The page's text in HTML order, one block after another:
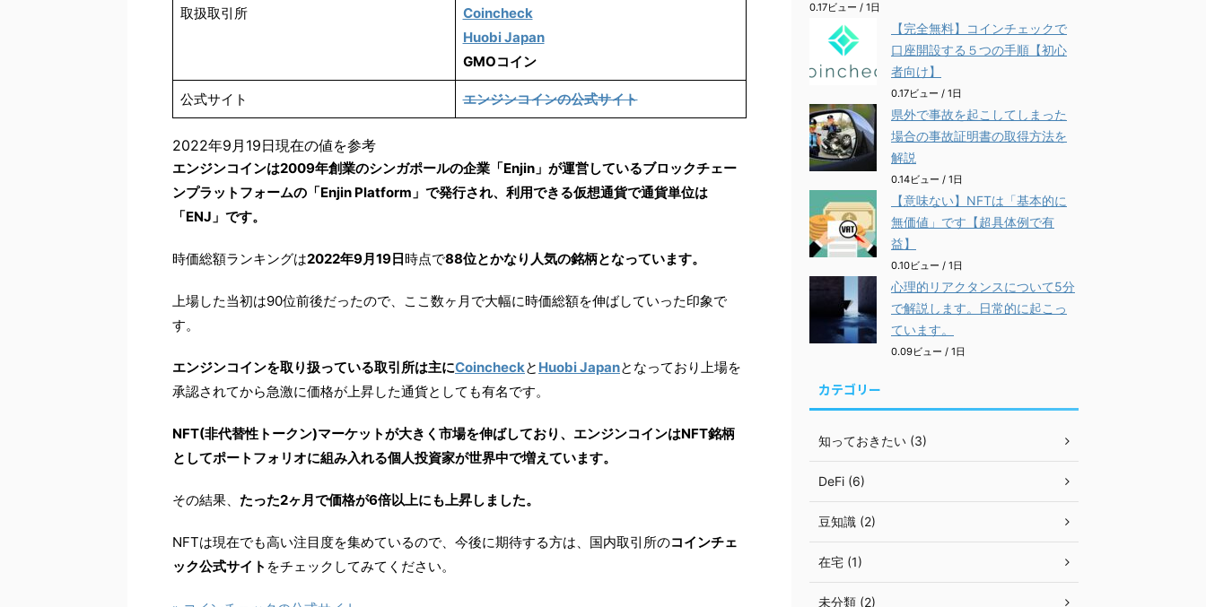
取扱取引所
Coincheck
Huobi Japan
GMOコイン
公式サイト エンジンコインの公式サイト
2022年9月19日現在の値を参考
エンジンコインは2009年創業のシンガポールの企業「Enjin」が運営しているブロックチェー
ンプラットフォームの「Enjin Platform」で発行され、利用できる仮想通貨で通貨単位は
「ENJ」です。
時価総額ランキングは2022年9月19日時点で88位とかなり人気の銘柄となっています。
上場した当初は90位前後だったので、ここ数ヶ月で大幅に時価総額を伸ばしていった印象で
す。
エンジンコインを取り扱っている取引所は主にCoincheckと Huobi Japanとなっており上場を
承認されてから急激に価格が上昇した通貨としても有名です。
NFT(非代替性トークン)マーケットが大きく市場を伸ばしており、エンジンコインはNFT銘柄
としてポートフォリオに組み入れる個人投資家が世界中で増えています。
その結果、 たった2ヶ月で価格が6倍以上にも上昇しました。
NFTは現在でも高い注目度を集めているので、今後に期待する方は、国内取引所のコインチェ
ック公式サイト をチェックしてみてください。
0.17ビュー / 1日
【完全無料】コインチェックで
口座開設する５つの手順【初心
者向け】
0.17ビュー / 1日
県外で事故を起こしてしまった
場合の事故証明書の取得方法を
解説
0.14ビュー / 1日
【意味ない】NFTは「基本的に
無価値」です【超具体例で有
益】
0.10ビュー / 1日
心理的リアクタンスについて5分
で解説します。日常的に起こっ
ています。
0.09ビュー / 1日
カテゴリー
知っておきたい (3)
DeFi (6)
豆知識 (2)
在宅 (1)
未分類 (2)